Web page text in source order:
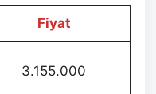
Fiyat
3.155.000